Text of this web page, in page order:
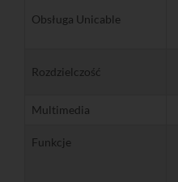
Obsługa Unicable
Rozdzielczość
Multimedia
Funkcje